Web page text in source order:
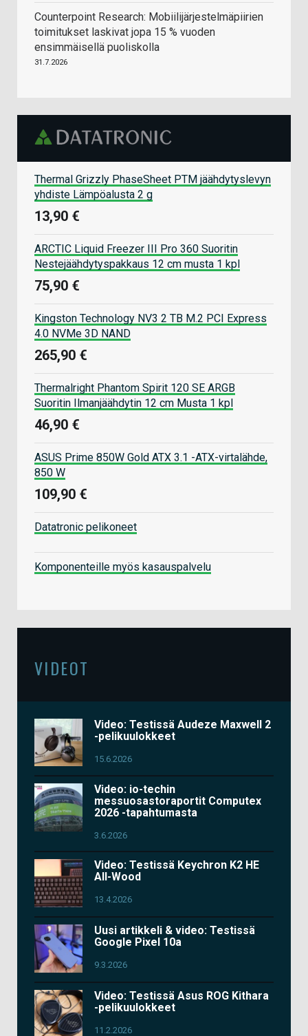
Counterpoint Research: Mobiilijärjestelmäpiirien
toimitukset laskivat jopa 15 % vuoden
ensimmäisellä puoliskolla
31.7.2026
Thermal Grizzly PhaseSheet PTM jäähdytyslevyn
yhdiste Lämpöalusta 2 g
13,90 €
ARCTIC Liquid Freezer III Pro 360 Suoritin
Nestejäähdytyspakkaus 12 cm musta 1 kpl
75,90 €
Kingston Technology NV3 2 TB M.2 PCI Express
4.0 NVMe 3D NAND
265,90 €
Thermalright Phantom Spirit 120 SE ARGB
Suoritin Ilmanjäähdytin 12 cm Musta 1 kpl
46,90 €
ASUS Prime 850W Gold ATX 3.1 -ATX-virtalähde,
850 W
109,90 €
Datatronic pelikoneet
Komponenteille myös kasauspalvelu
VIDEOT
Video: Testissä Audeze Maxwell 2
-pelikuulokkeet
15.6.2026
Video: io-techin
messuosastoraportit Computex
2026 -tapahtumasta
3.6.2026
Video: Testissä Keychron K2 HE
All-Wood
13.4.2026
Uusi artikkeli & video: Testissä
Google Pixel 10a
9.3.2026
Video: Testissä Asus ROG Kithara
-pelikuulokkeet
11.2.2026